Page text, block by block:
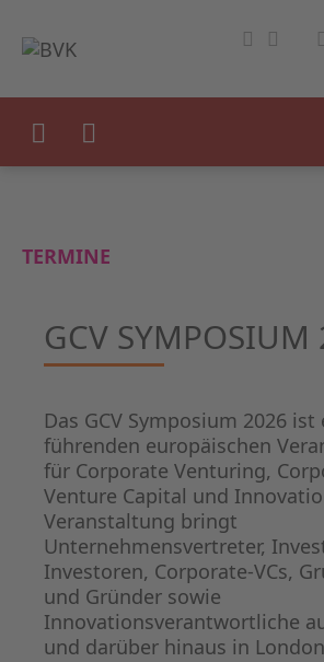
TERMINE
GCV SYMPOSIUM
Das GCV Symposium 2026
führenden europäischen
für Corporate Venturing,
Venture Capital und
Veranstaltung bringt
Unternehmensvertreter,
Investoren, Corporate-VCs,
und Gründer sowie
Innovationsverantwortliche
und darüber hinaus in